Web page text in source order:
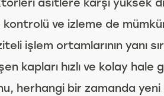
ve izleme de
işlem ortamlarının yanı
kapları hızlı ve kolay hale
herhangi bir zamanda